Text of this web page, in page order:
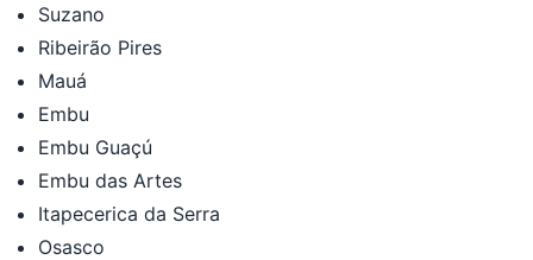
Suzano
Ribeirão Pires
Mauá
Embu
Embu Guaçú
Embu das Artes
Itapecerica da Serra
Osasco